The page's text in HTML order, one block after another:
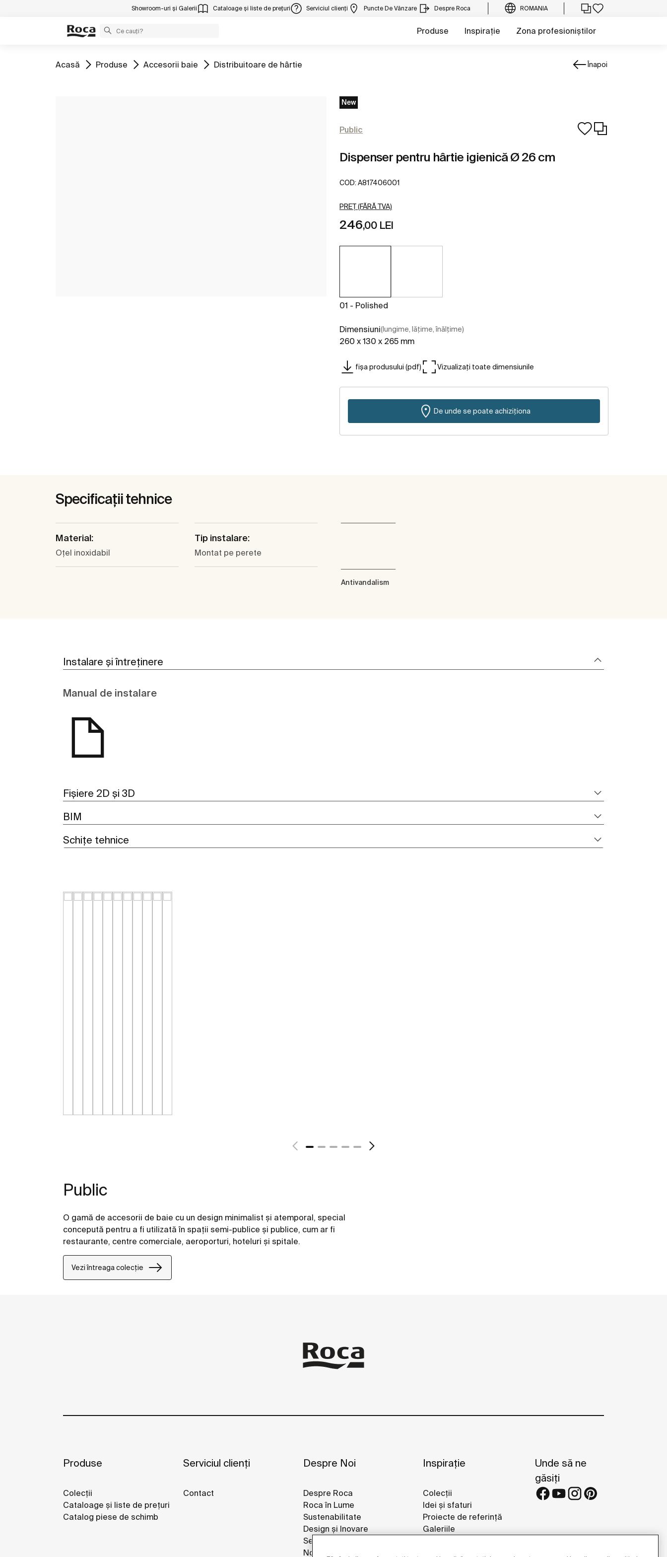
Showroom-uri și Galerii Cataloage și liste de prețuri Serviciul clienți Puncte De Vânzare Despre Roca ROMANIA
Produse Inspirație Zona profesioniștilor
Mergeți la
Acasă Mergeți la
Produse Mergeți la
Accesorii baie Mergeți la
Distribuitoare de hârtie Înapoi
New
Public
Dispenser pentru hârtie igienică Ø 26 cm
COD: A817406001
PREȚ (FĂRĂ TVA)
246,00 LEI
01 - Polished
Dimensiuni(lungime, lățime, înălțime)
260 x 130 x 265 mm
fișa produsului (pdf) Vizualizați toate dimensiunile
De unde se poate achiziționa
Specificații tehnice
Material:
Oţel inoxidabil
Tip instalare:
Montat pe perete
Antivandalism
Instalare și întreținere
Manual de instalare
Fișiere 2D și 3D
BIM
Schițe tehnice
Public
O gamă de accesorii de baie cu un design minimalist și atemporal, special
concepută pentru a fi utilizată în spații semi-publice și publice, cum ar fi
restaurante, centre comerciale, aeroporturi, hoteluri și spitale.
Vezi întreaga colecție
Produse
Colecții
Cataloage și liste de prețuri
Catalog piese de schimb
Serviciul clienți
Contact
Despre Noi
Despre Roca
Roca în Lume
Sustenabilitate
Design și Inovare
Sediul roca din România
Noutăți
Inspirație
Colecții
Idei și sfaturi
Proiecte de referință
Galeriile
Unde să ne
găsiți